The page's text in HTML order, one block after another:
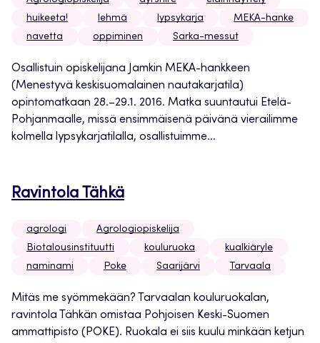
huikeeta!
lehmä lypsykarja
MEKA-hanke
navetta
oppiminen Sarka-messut
Osallistuin opiskelijana Jamkin MEKA-hankkeen
(Menestyvä keskisuomalainen nautakarjatila)
opintomatkaan 28.–29.1. 2016. Matka suuntautui Etelä-
Pohjanmaalle, missä ensimmäisenä päivänä vierailimme
kolmella lypsykarjatilalla, osallistuimme...
Ravintola Tähkä
agrologi
Agrologiopiskelija
Biotalousinstituutti
kouluruoka
kualkiäryle
naminami
Poke Saarijärvi Tarvaala
Mitäs me syömmekään? Tarvaalan kouluruokalan,
ravintola Tähkän omistaa Pohjoisen Keski-Suomen
ammattipisto (POKE). Ruokala ei siis kuulu minkään ketjun